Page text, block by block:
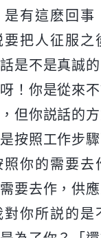
有這麽回事
要把人征服之
是不是真誠
！你是從來
但你説話的
按照工作步
你的需要去
需要去作，供
你所説的是